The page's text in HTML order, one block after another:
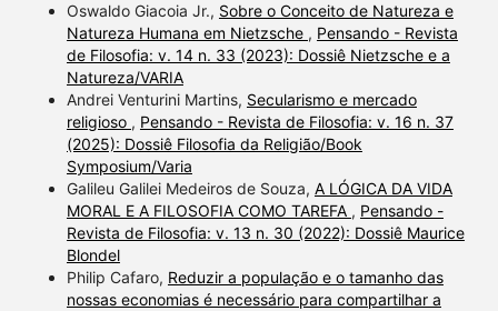
Oswaldo Giacoia Jr., Sobre o Conceito de Natureza e
Natureza Humana em Nietzsche , Pensando - Revista
de Filosofia: v. 14 n. 33 (2023): Dossiê Nietzsche e a
Natureza/VARIA
Andrei Venturini Martins, Secularismo e mercado
religioso , Pensando - Revista de Filosofia: v. 16 n. 37
(2025): Dossiê Filosofia da Religião/Book
Symposium/Varia
Galileu Galilei Medeiros de Souza, A LÓGICA DA VIDA
MORAL E A FILOSOFIA COMO TAREFA , Pensando -
Revista de Filosofia: v. 13 n. 30 (2022): Dossiê Maurice
Blondel
Philip Cafaro, Reduzir a população e o tamanho das
nossas economias é necessário para compartilhar a